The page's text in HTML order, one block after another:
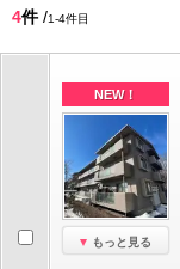
4件/1-4件目
NEW！
もっと見る